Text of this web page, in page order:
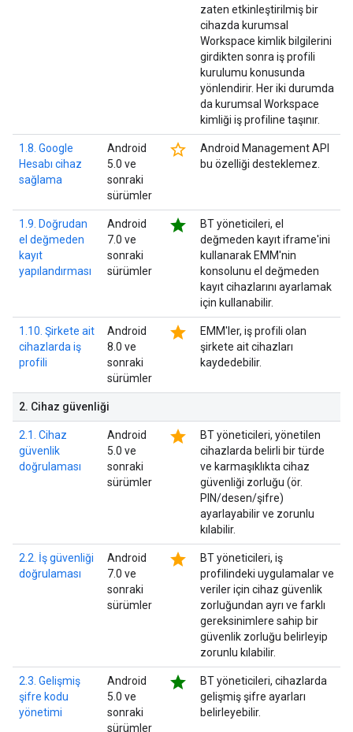
zaten etkinleştirilmiş bir
cihazda kurumsal
Workspace kimlik bilgilerini
girdikten sonra iş profili
kurulumu konusunda
yönlendirir. Her iki durumda
da kurumsal Workspace
kimliği iş profiline taşınır.
1.8. Google
Hesabı cihaz
sağlama
Android
5.0 ve
sonraki
sürümler
star_border
Android Management API
bu özelliği desteklemez.
1.9. Doğrudan
el değmeden
kayıt
yapılandırması
Android
7.0 ve
sonraki
sürümler
star
BT yöneticileri, el
değmeden kayıt iframe'ini
kullanarak EMM'nin
konsolunu el değmeden
kayıt cihazlarını ayarlamak
için kullanabilir.
1.10. Şirkete ait
cihazlarda iş
profili
Android
8.0 ve
sonraki
sürümler
star
EMM'ler, iş profili olan
şirkete ait cihazları
kaydedebilir.
2. Cihaz güvenliği
2.1. Cihaz
güvenlik
doğrulaması
Android
5.0 ve
sonraki
sürümler
star
BT yöneticileri, yönetilen
cihazlarda belirli bir türde
ve karmaşıklıkta cihaz
güvenliği zorluğu (ör.
PIN/desen/şifre)
ayarlayabilir ve zorunlu
kılabilir.
2.2. İş güvenliği
doğrulaması
Android
7.0 ve
sonraki
sürümler
star
BT yöneticileri, iş
profilindeki uygulamalar ve
veriler için cihaz güvenlik
zorluğundan ayrı ve farklı
gereksinimlere sahip bir
güvenlik zorluğu belirleyip
zorunlu kılabilir.
2.3. Gelişmiş
şifre kodu
yönetimi
Android
5.0 ve
sonraki
sürümler
star
BT yöneticileri, cihazlarda
gelişmiş şifre ayarları
belirleyebilir.